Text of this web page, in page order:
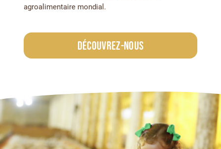
agroalimentaire mondial.
Découvrez-nous